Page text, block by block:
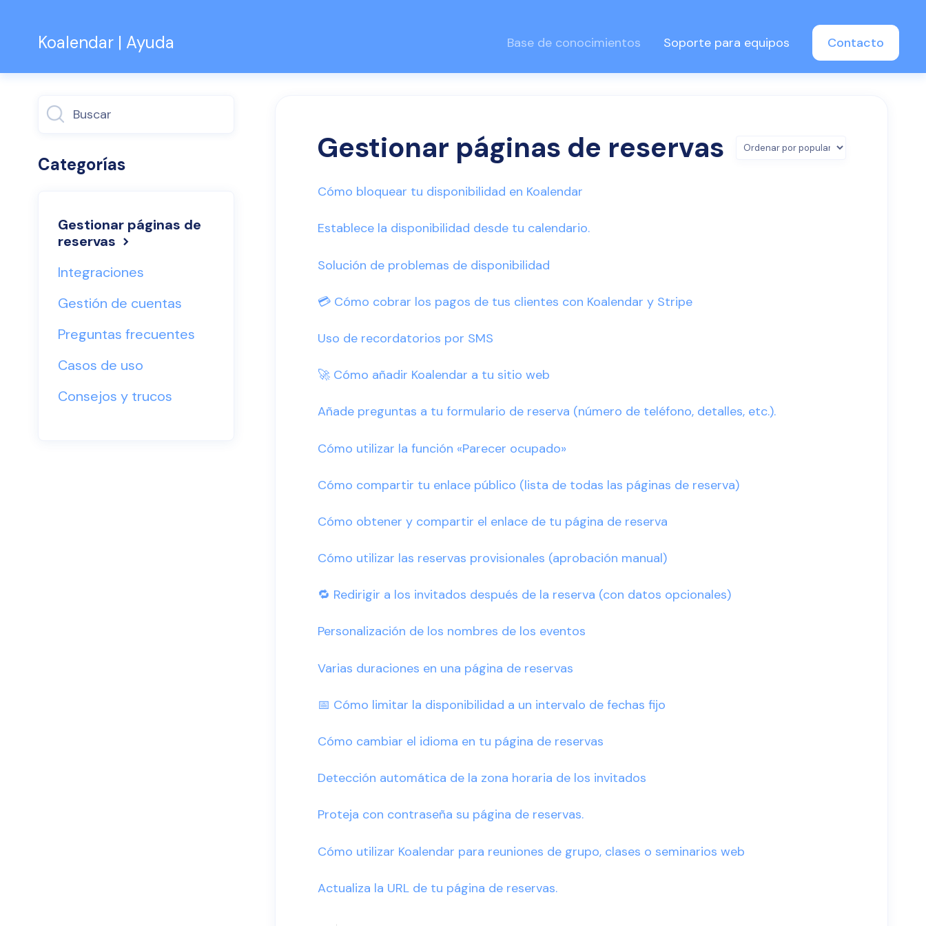
Koalendar | Ayuda Base de conocimientos Soporte para equipos Contacto
Gestionar páginas de reservas
Cómo bloquear tu disponibilidad en Koalendar
Establece la disponibilidad desde tu calendario.
Solución de problemas de disponibilidad
💳 Cómo cobrar los pagos de tus clientes con Koalendar y Stripe
Uso de recordatorios por SMS
🚀 Cómo añadir Koalendar a tu sitio web
Añade preguntas a tu formulario de reserva (número de teléfono, detalles, etc.).
Cómo utilizar la función «Parecer ocupado»
Cómo compartir tu enlace público (lista de todas las páginas de reserva)
Cómo obtener y compartir el enlace de tu página de reserva
Cómo utilizar las reservas provisionales (aprobación manual)
🔁 Redirigir a los invitados después de la reserva (con datos opcionales)
Personalización de los nombres de los eventos
Varias duraciones en una página de reservas
📅 Cómo limitar la disponibilidad a un intervalo de fechas fijo
Cómo cambiar el idioma en tu página de reservas
Detección automática de la zona horaria de los invitados
Proteja con contraseña su página de reservas.
Cómo utilizar Koalendar para reuniones de grupo, clases o seminarios web
Actualiza la URL de tu página de reservas.
Categorías
Gestionar páginas de
reservas
Integraciones
Gestión de cuentas
Preguntas frecuentes
Casos de uso
Consejos y trucos